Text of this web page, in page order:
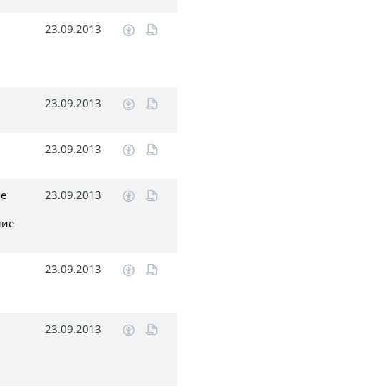
23.09.2013
23.09.2013
23.09.2013
23.09.2013
23.09.2013
23.09.2013